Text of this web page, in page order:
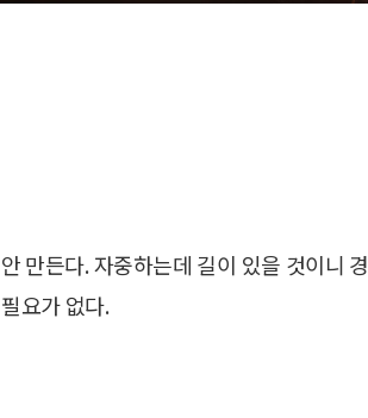
만든다. 자중하는데 길이 있을 것이니 경
요가 없다.